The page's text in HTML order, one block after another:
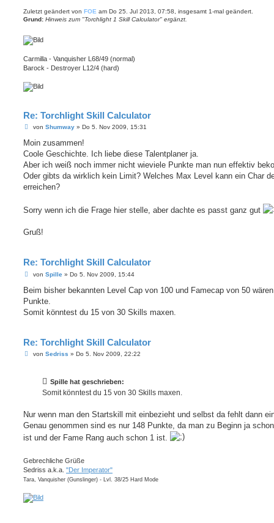
Zuletzt geändert von FOE am Do 25. Jul 2013, 07:58, insgesamt 1-mal geändert.
Grund: Hinweis zum "Torchlight 1 Skill Calculator" ergänzt.
Carmilla - Vanquisher L68/49 (normal)
Barock - Destroyer L12/4 (hard)
Re: Torchlight Skill Calculator
B
i
r
a
von Shumway» Do 5. Nov 2009, 15:31
Moin zusammen!
Coole Geschichte. Ich liebe diese Talentplaner ja.
Aber ich weiß noch immer nicht wieviele Punkte man nun effektiv
Oder gibts da wirklich kein Limit? Welches Max Level kann ein Char
erreichen?
Sorry wenn ich die Frage hier stelle, aber dachte es passt ganz gut
Gruß!
Re: Torchlight Skill Calculator
B
i
r
a
von Spille» Do 5. Nov 2009, 15:44
Beim bisher bekannten Level Cap von 100 und Famecap von 50
Punkte.
Somit könntest du 15 von 30 Skills maxen.
Re: Torchlight Skill Calculator
Bvon Sedriss » Do 5. Nov 2009, 22:22
Spille hat geschrieben:
Somit könntest du 15 von 30 Skills maxen.
Nur wenn man den Startskill mit einbezieht und selbst da fehlt dann
Genau genommen sind es nur 148 Punkte, da man zu Beginn ja
ist und der Fame Rang auch schon 1 ist.
Gebrechliche Grüße
Sedriss a.k.a. "Der Imperator"
Tara, Vanquisher (Gunslinger) - Lvl. 38/25 Hard Mode